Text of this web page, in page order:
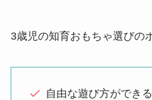
3歳児の知育おもちゃ選びの
自由な遊び方ができ